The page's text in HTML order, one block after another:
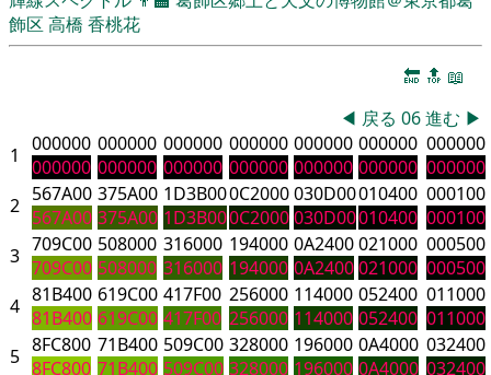
飾区 高橋 香桃花
🔚 🔝 📖
◀ 戻る 06進む ▶
1
000000
000000
000000
000000
000000
000000
000000
000000
000000
000000
000000
000000
000000
000000
2 567A00
567A00
375A00
375A00
1D3B00
1D3B00
0C2000
0C2000
030D00
030D00
010400
010400
000100
000100
3 709C00
709C00
508000
508000
316000
316000
194000
194000
0A2400
0A2400
021000
021000
000500
000500
4 81B400
81B400
619C00
619C00
417F00
417F00
256000
256000
114000
114000
052400
052400
011000
011000
5 8FC800
8FC800
71B400
71B400
509C00
509C00
328000
328000
196000
196000
0A4000
0A4000
032400
032400